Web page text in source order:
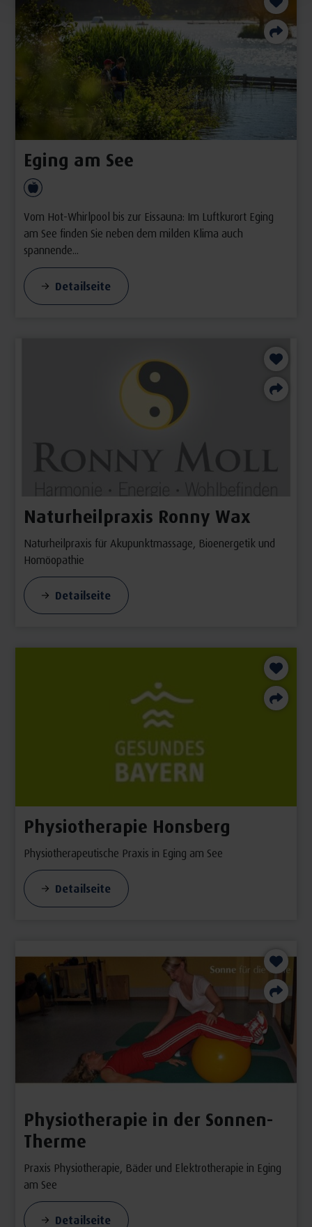
in unmittelbarer Nachbarschaft zur
Western-Stadt
„Pullman City“– Eging am See bietet die idealen
Voraussetzungen für ein gesundes Leben und einen
unterhaltsamen und kurzweiligen Aufenthalt: Im Luftkurort
am Rande des Wilden Westens.
Eging am See
Vom Hot-Whirlpool bis zur Eissauna: Im Luftkurort Eging
am See finden Sie neben dem milden Klima auch
spannende...
Detailseite
Naturheilpraxis Ronny Wax
Naturheilpraxis für Akupunktmassage, Bioenergetik und
Homöopathie
Detailseite
Physiotherapie Honsberg
Physiotherapeutische Praxis in Eging am See
Detailseite
Physiotherapie in der Sonnen-
Therme
Praxis Physiotherapie, Bäder und Elektrotherapie in Eging
am See
Detailseite